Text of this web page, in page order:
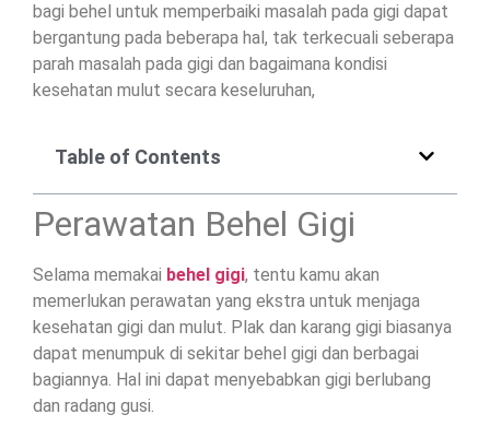
bagi behel untuk memperbaiki masalah pada gigi dapat
bergantung pada beberapa hal, tak terkecuali seberapa
parah masalah pada gigi dan bagaimana kondisi
kesehatan mulut secara keseluruhan,
Table of Contents
Perawatan Behel Gigi
Selama memakai behel gigi, tentu kamu akan
memerlukan perawatan yang ekstra untuk menjaga
kesehatan gigi dan mulut. Plak dan karang gigi biasanya
dapat menumpuk di sekitar behel gigi dan berbagai
bagiannya. Hal ini dapat menyebabkan gigi berlubang
dan radang gusi.